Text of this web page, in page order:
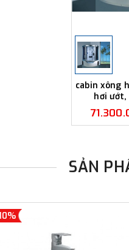
cabin xông
hơi ướt,
SẢN